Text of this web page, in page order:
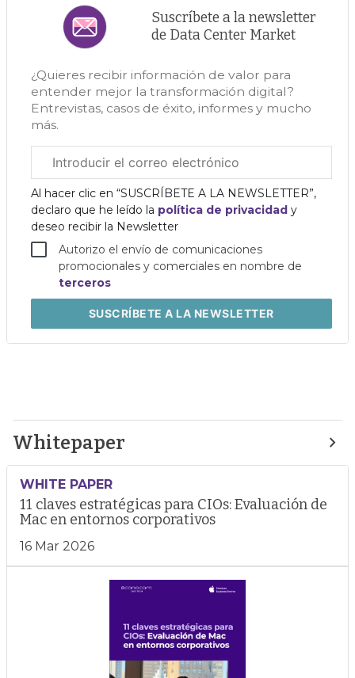
Suscríbete a la newsletter
de Data Center Market
¿Quieres recibir información de valor para
entender mejor la transformación digital?
Entrevistas, casos de éxito, informes y mucho
más.
electrónico
corporativo
Al hacer clic en “SUSCRÍBETE A LA NEWSLETTER”,
declaro que he leído la política de privacidad y
deseo recibir la Newsletter
Autorizo el envío de comunicaciones
promocionales y comerciales en nombre de
terceros
SUSCRÍBETEA LA NEWSLETTER
Whitepaper
WHITE PAPER
11 claves estratégicas para CIOs: Evaluación de
Mac en entornos corporativos
16 Mar 2026